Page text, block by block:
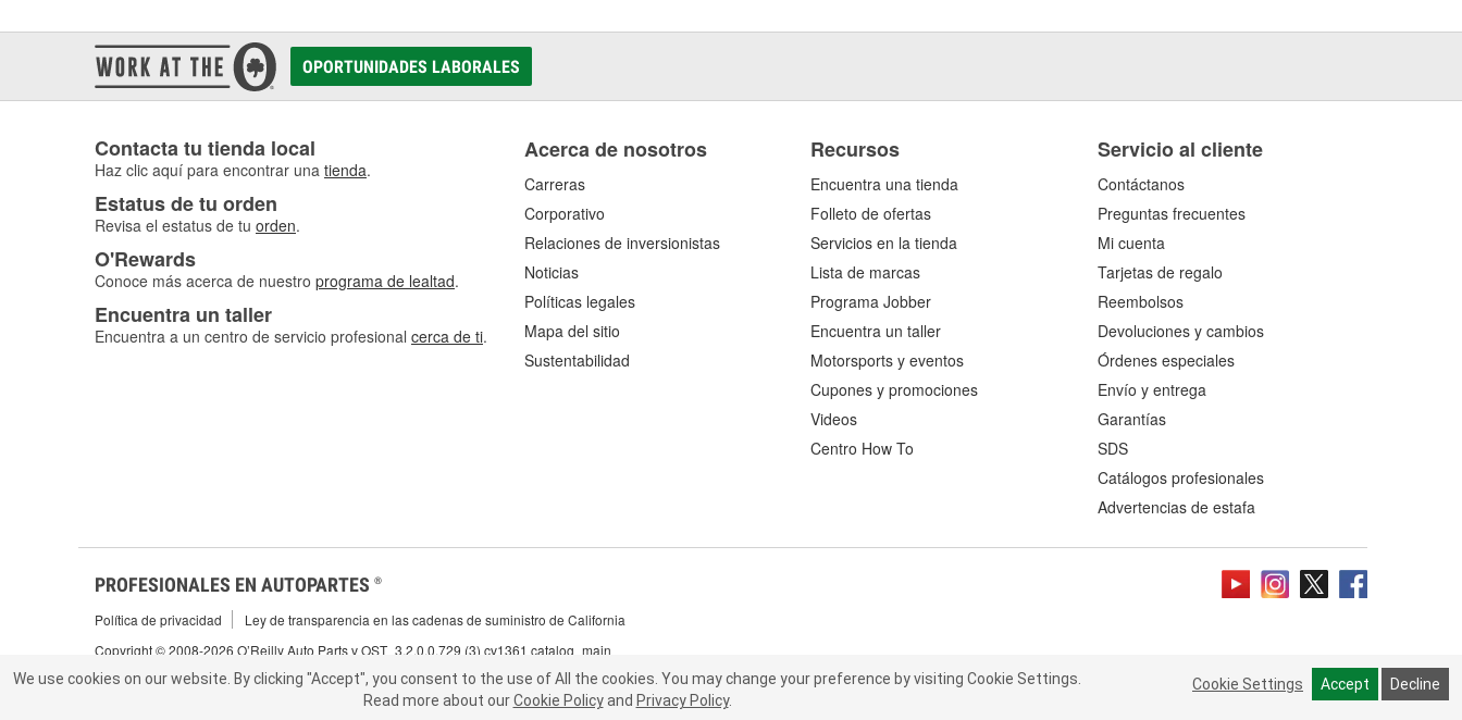
We use cookies on our website. By clicking "Accept", you consent to the use of All the cookies.You may change your preference by visiting Cookie Settings.
about ourCookie PolicyandPrivacy Policy
Cookie Settings Accept Decline
OPORTUNIDADES LABORALES
Contacta tu tienda local
Haz clic aquí para encontrar una tienda.
Estatus de tu orden
Revisa el estatus de tu orden.
O'Rewards
Conoce más acerca de nuestro programa de lealtad.
Encuentra un taller
Encuentra a un centro de servicio profesional cerca de ti.
Acerca de nosotros
Carreras
Corporativo
Relaciones de inversionistas
Noticias
Políticas legales
Mapa del sitio
Sustentabilidad
Recursos
Encuentra una tienda
Folleto de ofertas
Servicios en la tienda
Lista de marcas
Programa Jobber
Encuentra un taller
Motorsports y eventos
Cupones y promociones
Videos
Centro How To
Servicio al cliente
Contáctanos
Preguntas frecuentes
Mi cuenta
Tarjetas de regalo
Reembolsos
Devoluciones y cambios
Órdenes especiales
Envío y entrega
Garantías
SDS
Catálogos profesionales
Advertencias de estafa
PROFESIONALES EN AUTOPARTES ®
Política de privacidad
Ley de transparencia en las cadenas de suministro de California
Copyright © 2008-2026 O’Reilly Auto Parts v OST_3.2.0.0.729 (3) cv1361 catalog_main
We use cookies on our website. By clicking "Accept", you consent to the use of All the cookies. You may change your preference by visiting Cookie Settings.
Read more about our Cookie Policy and Privacy Policy.
Cookie Settings Accept Decline